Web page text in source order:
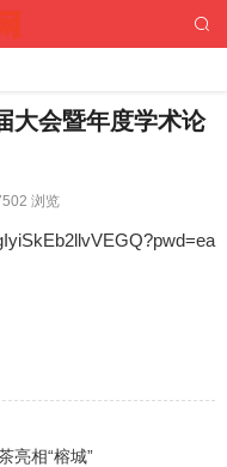
大会暨年度学术论
浏览
亮相“榕城”